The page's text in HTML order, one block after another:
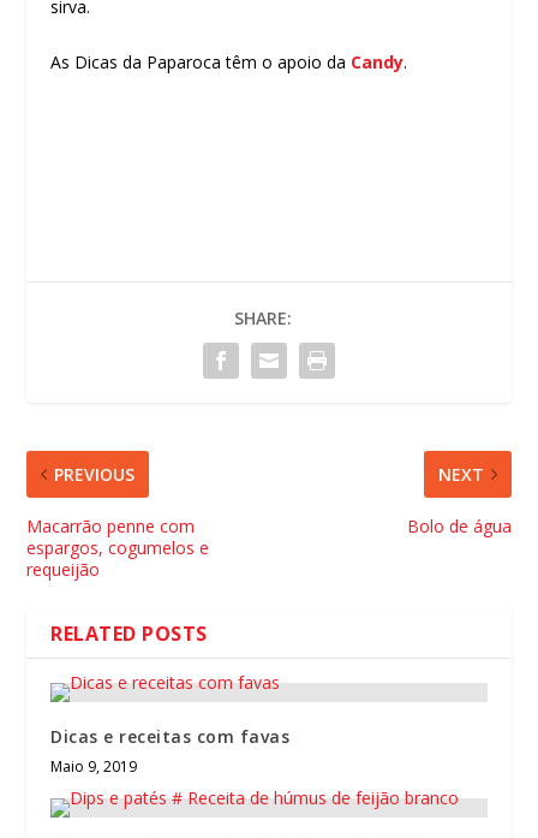
sirva.
As Dicas da Paparoca têm o apoio da Candy.
SHARE:
PREVIOUS
Macarrão penne com
espargos, cogumelos e
requeijão
NEXT
Bolo de água
RELATED POSTS
Dicas e receitas com favas
Maio 9, 2019